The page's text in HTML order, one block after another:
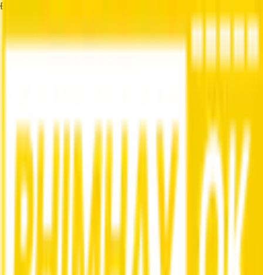
Đang tải...